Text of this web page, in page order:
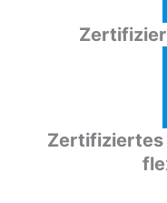
Zertifiziertes